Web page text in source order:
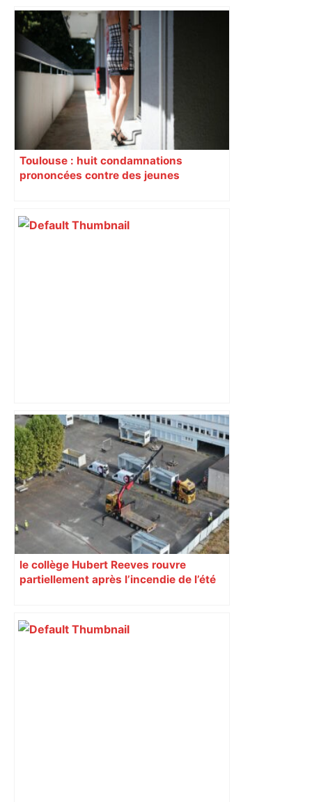
Un jeune de 20 ans en urgence
absolue après avoir reçu un coup de
couteau à Toulouse – ladepeche.fr
Toulouse : huit condamnations
prononcées contre des jeunes
Municipales 2026 à Toulouse :
cantines gratuites, sécurité sociale de
l’alimentation, bio… quelles
propositions pour une meilleure
alimentation – ladepeche.fr
le collège Hubert Reeves rouvre
partiellement après l’incendie de l’été